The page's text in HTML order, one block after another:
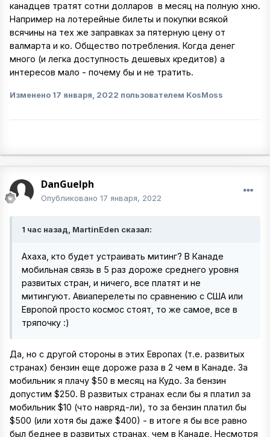
канадцев тратят сотни долларов в месяц на полную хню.
Например на лотерейные билеты и покупки всякой
всячины на тех же заправках за пятерную цену от
валмарта и ко. Общество потребления. Когда денег
много (и легка доступность дешевых кредитов) а
интересов мало - почему бы и не тратить.
Изменено 17 января, 2022 пользователем KosMoss
DanGuelph
Опубликовано 17 января, 2022
1 час назад, MartinEden сказал:
Ахаха, кто будет устраивать митинг? В Канаде
мобильная связь в 5 раз дороже среднего уровня
развитых стран, и ничего, все платят и не
митингуют. Авиаперелеты по сравнению с США или
Европой просто космос стоят, то же самое, все в
тряпочку :)
Да, но с другой стороны в этих Европах (т.е. развитых
странах) бензин еще дороже раза в 2 чем в Канаде. За
мобильник я плачу $50 в месяц на Кудо. За бензин
допустим $250. В развитых странах если бы я платил за
мобильник $10 (что навряд-ли), то за бензин платил бы
$500 (или хотя бы даже $400) - в итоге я бы все равно
был беднее в развитых странах, чем в Канаде. Несмотря